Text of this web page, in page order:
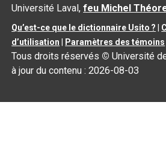
Université Laval,feu Michel
Qu’est-ce que le dictionnaire Usito ?
d’utilisation
Paramètres des témoins
Tous droits réservés © Université
à jour du contenu :2026-08-03